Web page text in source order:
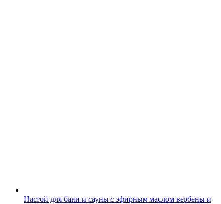
Настой для бани и сауны с эфирным маслом вербены и